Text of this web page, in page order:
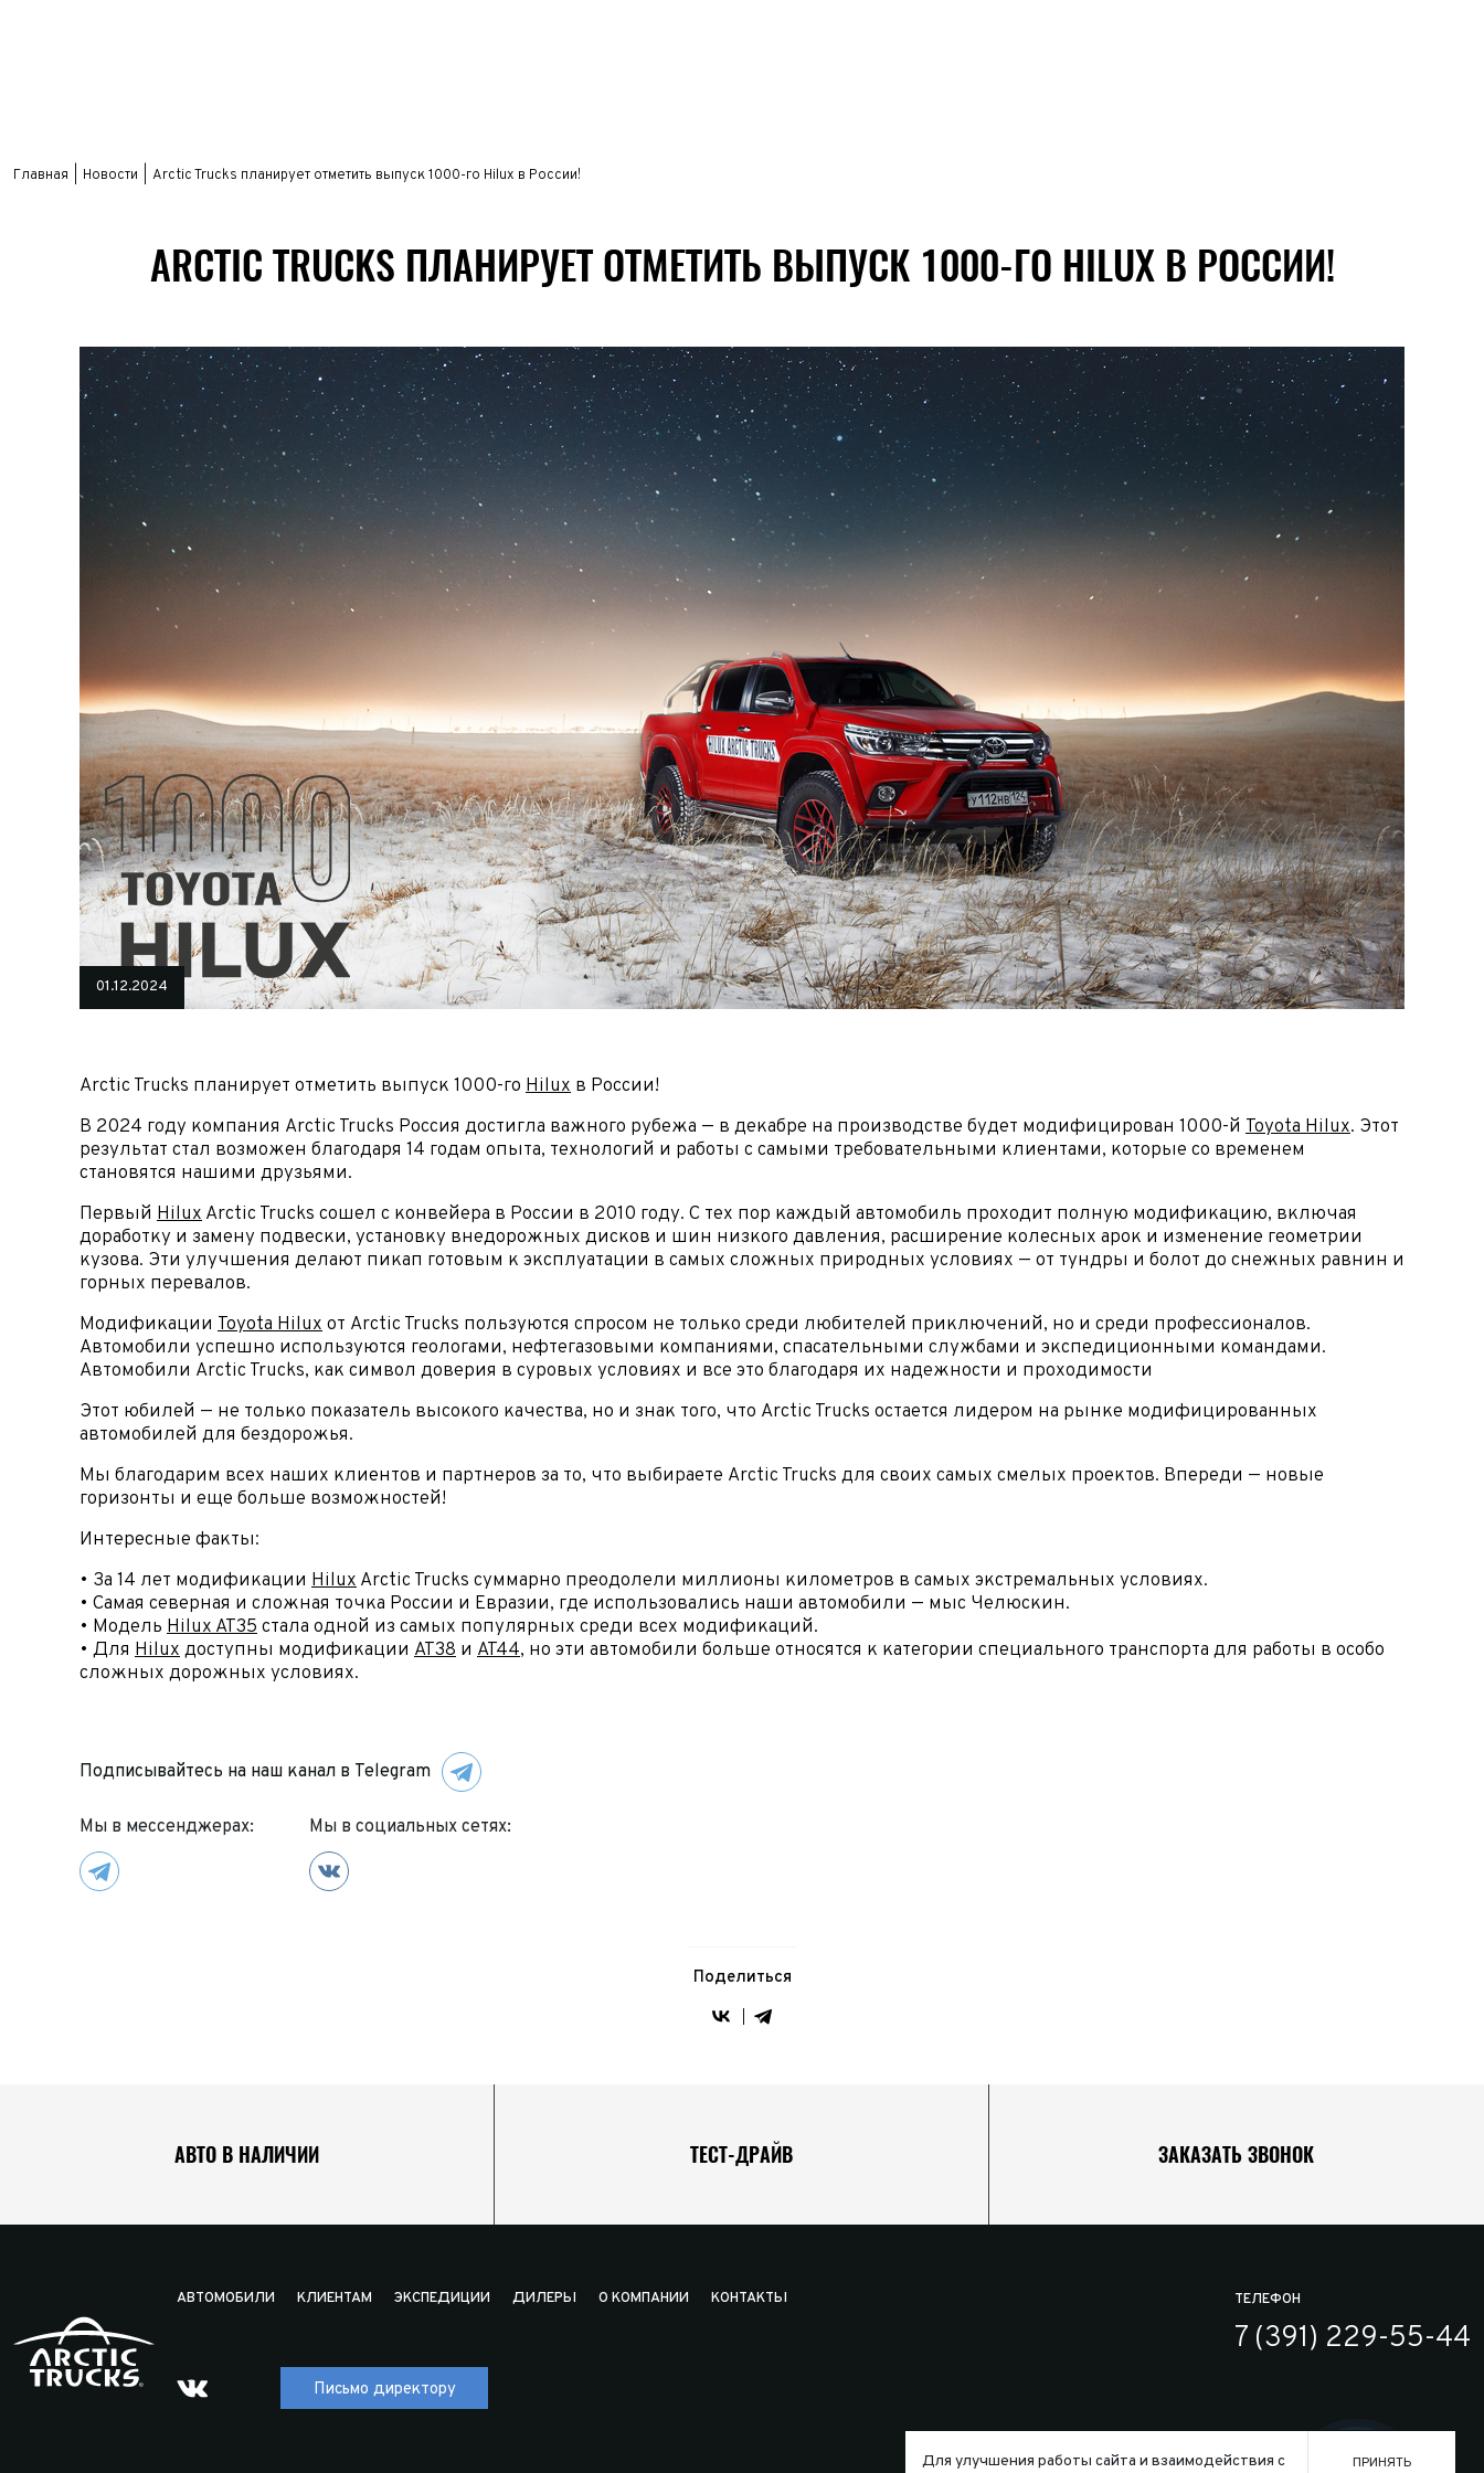
Главная Новости Arctic Trucks планирует отметить выпуск 1000-го Hilux в России!
ARCTIC TRUCKS ПЛАНИРУЕТ ОТМЕТИТЬ ВЫПУСК 1000-ГО HILUX В РОССИИ!
01.12.2024
Arctic Trucks планирует отметить выпуск 1000-го Hilux в России!
В 2024 году компания Arctic Trucks Россия достигла важного рубежа — в декабре на производстве будет модифицирован 1000-й Toyota Hilux. Этот
результат стал возможен благодаря 14 годам опыта, технологий и работы с самыми требовательными клиентами, которые со временем
становятся нашими друзьями.
Первый HiluxArctic Trucks сошел с конвейера в России в 2010 году. С тех пор каждый автомобиль проходит полную модификацию, включая
доработку и замену подвески, установку внедорожных дисков и шин низкого давления, расширение колесных арок и изменение геометрии
кузова. Эти улучшения делают пикап готовым к эксплуатации в самых сложных природных условиях — от тундры и болот до снежных равнин и
горных перевалов.
Модификации Toyota Hiluxот Arctic Trucks пользуются спросом не только среди любителей приключений, но и среди профессионалов.
Автомобили успешно используются геологами, нефтегазовыми компаниями, спасательными службами и экспедиционными командами.
Автомобили Arctic Trucks, как символ доверия в суровых условиях и все это благодаря их надежности и проходимости
Этот юбилей — не только показатель высокого качества, но и знак того, что Arctic Trucks остается лидером на рынке модифицированных
автомобилей для бездорожья.
Мы благодарим всех наших клиентов и партнеров за то, что выбираете Arctic Trucks для своих самых смелых проектов. Впереди — новые
горизонты и еще больше возможностей!
Интересные факты:
• За 14 лет модификации HiluxArctic Trucks суммарно преодолели миллионы километров в самых экстремальных условиях.
• Самая северная и сложная точка России и Евразии, где использовались наши автомобили — мыс Челюскин.
• Модель Hilux AT35стала одной из самых популярных среди всех модификаций.
• Для Hiluxдоступны модификации AT38 и AT44, но эти автомобили больше относятся к категории специального транспорта для работы в особо
сложных дорожных условиях.
Подписывайтесь на наш канал в Telegram
Мы в мессенджерах: Мы в социальных сетях:
Поделиться
АВТО В НАЛИЧИИ ТЕСТ-ДРАЙВ ЗАКАЗАТЬ ЗВОНОК
АВТОМОБИЛИ КЛИЕНТАМ ЭКСПЕДИЦИИ ДИЛЕРЫ О КОМПАНИИ КОНТАКТЫ
Письмо директору
ТЕЛЕФОН
7 (391) 229-55-44
Обратная связь
Телефон*
Ваш город
Для Вашего удобства мы перезвоним Вам в рабочее время, если будем знать Ваш часовой
Принимаю условиясоглашенияоб обработке персональных данных
Отправить
Выкуп авто
Телефон*
E-mail*
Ваш город*
Марка и Модель*
Год выпуска*
Отправить
Заявка на оценку
ФИО*
Телефон*
Марка и Модель
Год выпуска
Пробег
Для улучшения работы сайта и взаимодействия с ПРИНЯТЬ